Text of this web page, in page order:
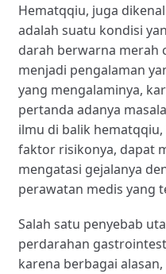
Hematqqiu, juga
adalah suatu kondisi
darah berwarna merah
menjadi pengalaman
yang mengalaminya,
pertanda adanya
ilmu di balik
faktor risikonya, dapat
mengatasi gejalanya
perawatan medis yang
Salah satu penyebab
perdarahan
karena berbagai